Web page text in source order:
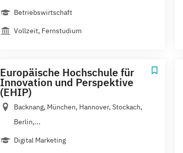
Betriebswirtschaft
Vollzeit, Fernstudium
Europäische Hochschule für
Innovation und Perspektive
(EHIP)
Backnang, München, Hannover, Stockach,
Berlin,...
Digital Marketing